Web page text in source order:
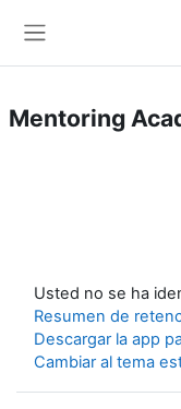
Mentoring
Usted no se ha
Resumen de
Descargar la app
Cambiar al tema